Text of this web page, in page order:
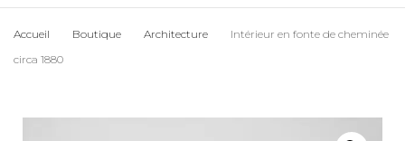
Accueil Boutique Architecture
Intérieur en fonte de cheminée
circa 1880